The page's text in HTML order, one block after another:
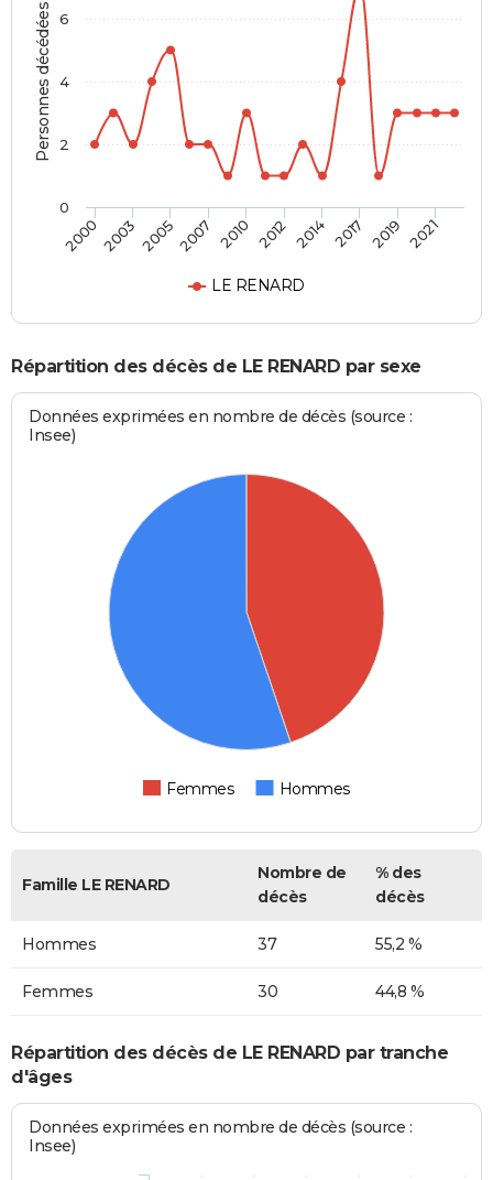
Personnes décédées
LE RENARD
2000200320052007 2010 2012 2014 2017 2019 2021
0
2
4
6
Répartition des décès de LE RENARD par sexe
Données exprimées en nombre de décès (source :
Insee)
Femmes Hommes
Famille LE RENARD
Nombre de
décès
% des
décès
Hommes 37 55,2 %
Femmes 30 44,8 %
Répartition des décès de LE RENARD par tranche
d'âges
Données exprimées en nombre de décès (source :
Insee)